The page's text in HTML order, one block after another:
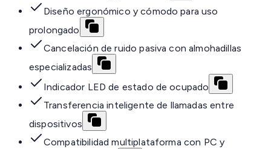
Diseño ergonómico y cómodo para uso
prolongado
Cancelación de ruido pasiva con almohadillas
especializadas
Indicador LED de estado de ocupado
Transferencia inteligente de llamadas entre
dispositivos
Compatibilidad multiplataforma con PC y